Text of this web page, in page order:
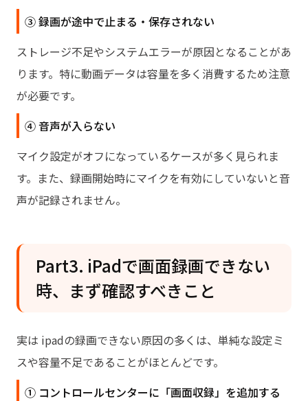
③ 録画が途中で止まる・保存されない
ストレージ不足やシステムエラーが原因となることがあ
ります。特に動画データは容量を多く消費するため注意
が必要です。
④ 音声が入らない
マイク設定がオフになっているケースが多く見られま
す。また、録画開始時にマイクを有効にしていないと音
声が記録されません。
Part3. iPadで画面録画できない
時、まず確認すべきこと
実は ipadの録画できない原因の多くは、単純な設定ミ
スや容量不足であることがほとんどです。
① コントロールセンターに「画面収録」を追加する